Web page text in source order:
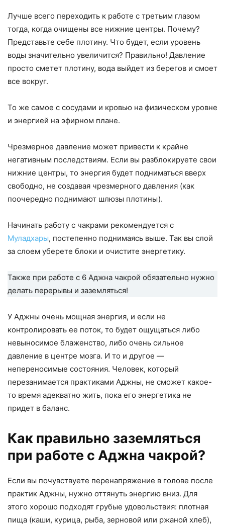
Лучше всего переходить к работе с третьим глазом
тогда, когда очищены все нижние центры. Почему?
Представьте себе плотину. Что будет, если уровень
воды значительно увеличится? Правильно! Давление
просто сметет плотину, вода выйдет из берегов и смоет
все вокруг.
То же самое с сосудами и кровью на физическом уровне
и энергией на эфирном плане.
Чрезмерное давление может привести к крайне
негативным последствиям. Если вы разблокируете свои
нижние центры, то энергия будет подниматься вверх
свободно, не создавая чрезмерного давления (как
поочередно поднимают шлюзы плотины).
Начинать работу с чакрами рекомендуется с
Муладхары, постепенно поднимаясь выше. Так вы слой
за слоем уберете блоки и очистите энергетику.
Также при работе с 6 Аджна чакрой обязательно нужно
делать перерывы и заземляться!
У Аджны очень мощная энергия, и если не
контролировать ее поток, то будет ощущаться либо
невыносимое блаженство, либо очень сильное
давление в центре мозга. И то и другое —
непереносимые состояния. Человек, который
перезанимается практиками Аджны, не сможет какое-
то время адекватно жить, пока его энергетика не
придет в баланс.
Как правильно заземляться
при работе с Аджна чакрой?
Если вы почувствуете перенапряжение в голове после
практик Аджны, нужно оттянуть энергию вниз. Для
этого хорошо подходят грубые удовольствия: плотная
пища (каши, курица, рыба, зерновой или ржаной хлеб),